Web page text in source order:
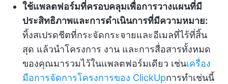
ใช้แพลตฟอร์มที่ครอบคลุมเพื่อการวางแผนที่มี
ประสิทธิภาพและการดำเนินการที่มีความหมาย:
ทิ้งสเปรดชีตที่กระจัดกระจายและอีเมลที่ไร้ที่สิ้น
สุด แล้วนำโครงการ งาน และการสื่อสารทั้งหมด
ของคุณมารวมไว้ในแพลตฟอร์มเดียว เช่นเครื่อง
มือการจัดการโครงการของ ClickUpการทำเช่นนี้